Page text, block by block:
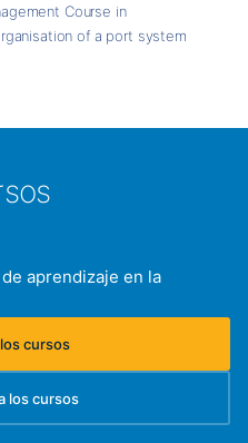
Course in
of a port system
aprendizaje en la
cursos
(se abre en una nueva pestaña)
los cursos
abre en una nueva pestaña)